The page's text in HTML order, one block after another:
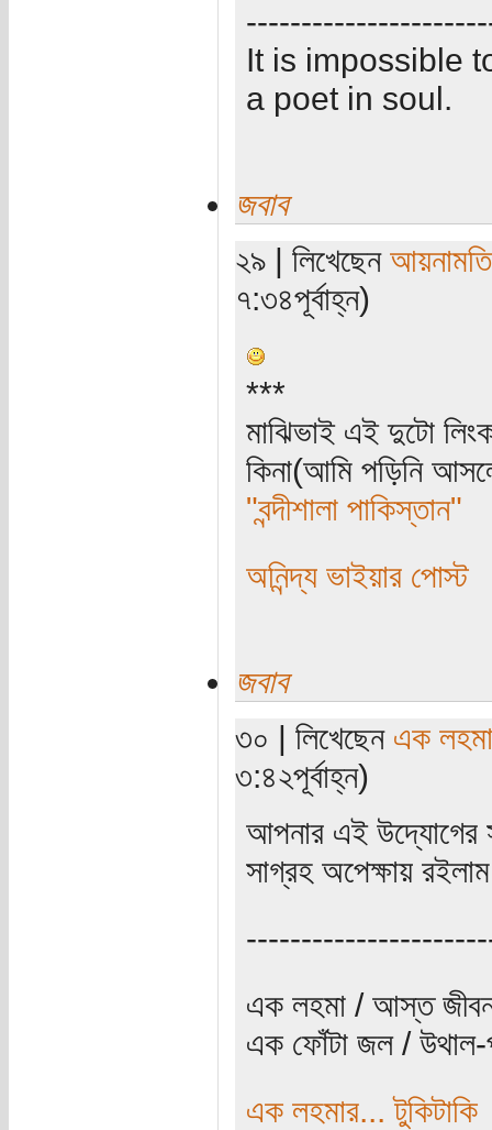
It is impossible
a poet in soul.
জবাব
২৯ | লিখেছেন আয়নামতি
৭:৩৪পূর্বাহ্ন)
***
মাঝিভাই এই দুটো
কিনা(আমি পড়িনি
"বন্দীশালা পাকিস্তান"
অনিন্দ্য ভাইয়ার পোস্ট
জবাব
৩০ | লিখেছেন এক লহমা
৩:৪২পূর্বাহ্ন)
আপনার এই উদ্যোগের
সাগ্রহ অপেক্ষায়
এক লহমা / আস্ত
এক ফোঁটা জল /
এক লহমার... টুকিটাকি